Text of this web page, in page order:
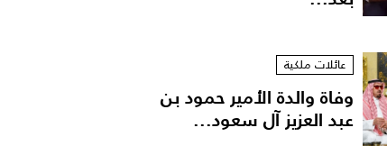
عائلات ملكية
وفاة والدة الأمير حمود بن
عبد العزيز آل سعود...